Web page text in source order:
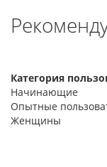
Категория
Начинающие
Опытные
Женщины